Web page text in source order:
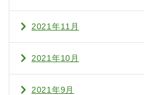
2021年11月
2021年10月
2021年9月